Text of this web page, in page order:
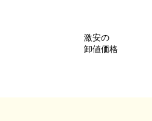
​激安の
卸値価格